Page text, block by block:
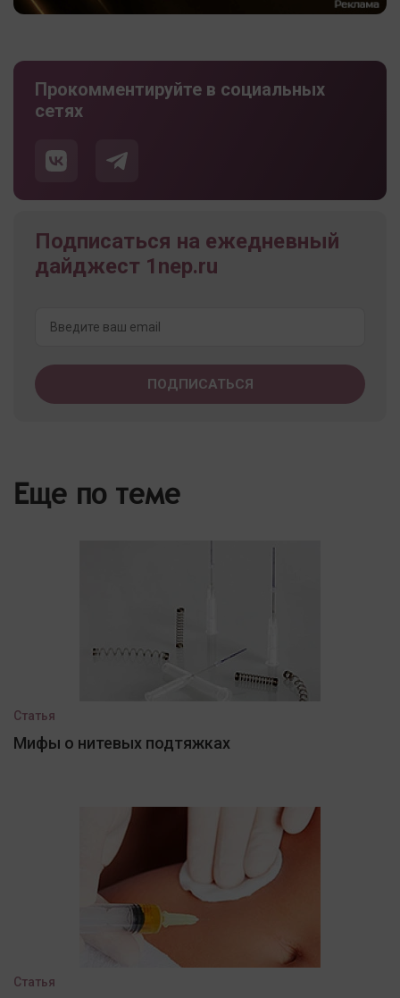
Прокомментируйте в социальных
сетях
Подписаться на ежедневный
дайджест 1nep.ru
Еще по теме
Статья
Мифы о нитевых подтяжках
Статья